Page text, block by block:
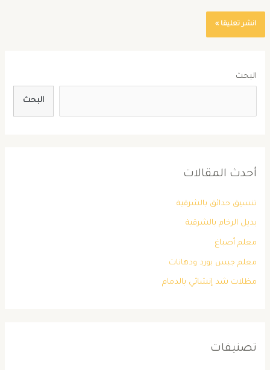
البحث
البحث
أحدث المقالات
تنسيق حدائق بالشرقية
بديل الرخام بالشرقية
معلم أصباغ
معلم جبس بورد ودهانات
مظلات شد إنشائي بالدمام
تصنيفات